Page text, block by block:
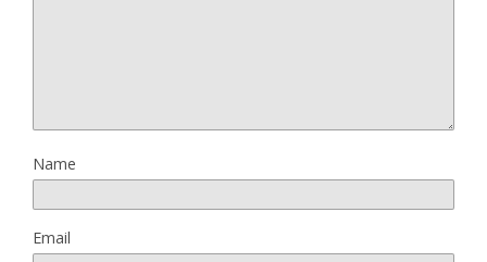
Name
Email